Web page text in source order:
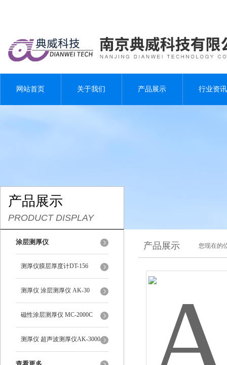
网站首页 关于我们 产品展示 行业资讯
产品展示
PRODUCT DISPLAY
涂层测厚仪
测厚仪膜层厚度计DT-156
测厚仪 涂层测厚仪 AK-30
磁性涂层测厚仪 MC-2000C
测厚仪 超声波测厚仪AK-3000
产品展示 您现在的